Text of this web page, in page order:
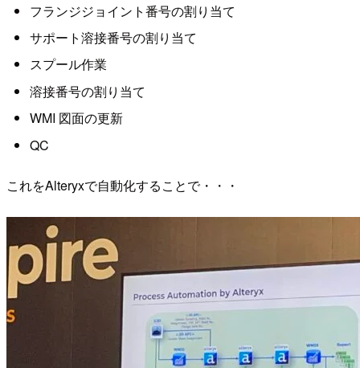
フランジジョイント番号の割り当て
サポート溶接番号の割り当て
スプール作業
溶接番号の割り当て
WMI 図面の更新
QC
これをAlteryxで自動化することで・・・